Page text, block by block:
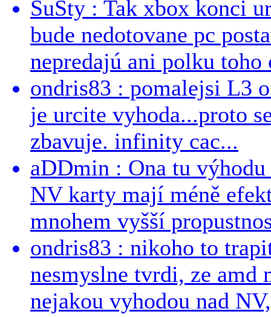
SuSty : Tak xbox konci
bude nedotovane pc
nepredajú ani polku toho
ondris83 : pomalejsi L3
je urcite vyhoda...proto
zbavuje. infinity cac...
aDDmin : Ona tu
NV karty mají méně
mnohem vyšší
ondris83 : nikoho to
nesmyslne tvrdi, ze
nejakou vyhodou nad